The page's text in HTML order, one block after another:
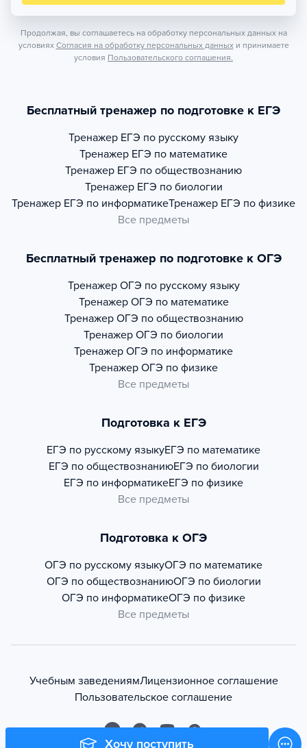
Хочу поступить
Продолжая, вы соглашаетесь на обработку персональных данных на
условиях Согласия на обработку персональных данных и принимаете
условия Пользовательского соглашения.
Бесплатный тренажер по подготовке к ЕГЭ
Тренажер ЕГЭ по русскому языку
Тренажер ЕГЭ по математике
Тренажер ЕГЭ по обществознанию
Тренажер ЕГЭ по биологии
Тренажер ЕГЭ по информатикеТренажер ЕГЭ по физике
Все предметы
Бесплатный тренажер по подготовке к ОГЭ
Тренажер ОГЭ по русскому языку
Тренажер ОГЭ по математике
Тренажер ОГЭ по обществознанию
Тренажер ОГЭ по биологии
Тренажер ОГЭ по информатике
Тренажер ОГЭ по физике
Все предметы
Подготовка к ЕГЭ
ЕГЭ по русскому языкуЕГЭ по математике
ЕГЭ по обществознаниюЕГЭ по биологии
ЕГЭ по информатикеЕГЭ по физике
Все предметы
Подготовка к ОГЭ
ОГЭ по русскому языкуОГЭ по математике
ОГЭ по обществознаниюОГЭ по биологии
ОГЭ по информатикеОГЭ по физике
Все предметы
Учебным заведениямЛицензионное соглашение
Пользовательское соглашение